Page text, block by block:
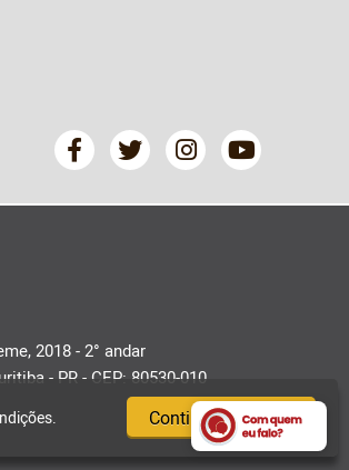
2018 - 2° andar
- PR - CEP: 80530-010
Continuar e fechar